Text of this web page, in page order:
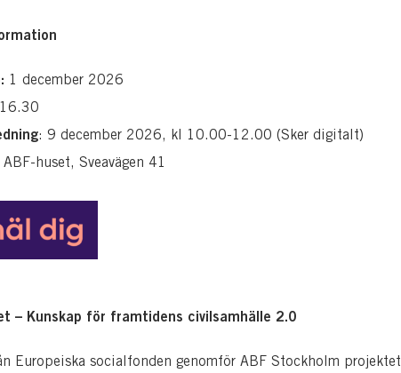
1 december 2026
: 9 december 2026, kl 10.00-12.00 (Sker digitalt)
ABF-huset, Sveavägen 41
– Kunskap för framtidens civilsamhälle 2.0
Europeiska socialfonden genomför ABF Stockholm projektet